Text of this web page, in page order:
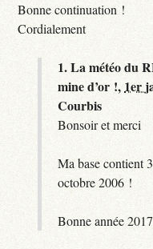
Bonne continuation !
Cordialement
1.La météo du
mine d’or !, 1er
Courbis
Bonsoir et merci
Ma base contient
octobre 2006 !
Bonne année 2017